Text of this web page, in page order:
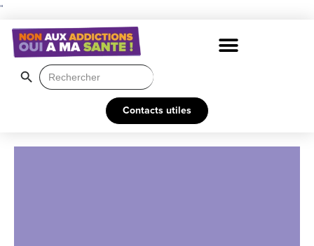
"
Search
for:
Search Button
Contacts utiles